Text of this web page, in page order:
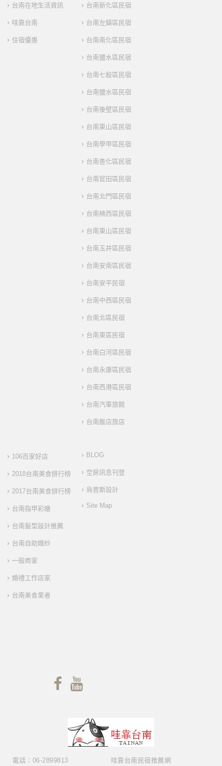
台南在地生活資訊
哇靠台南
住宿優惠
台南新化區民宿
台南左鎮區民宿
台南南化區民宿
台南鹽水區民宿
台南七股區民宿
台南鹽水區民宿
台南後壁區民宿
台南東山區民宿
台南學甲區民宿
台南善化區民宿
台南官田區民宿
台南北門區民宿
台南楠西區民宿
台南東山區民宿
台南玉井區民宿
台南安南區民宿
台南安平民宿
台南中西區民宿
台南北區民宿
台南東區民宿
台南白河區民宿
台南永康區民宿
台南西港區民宿
台南汽車旅館
台南飯店旅店
106百家好店
2018台南美食排行榜
2017台南美食排行榜
台南指甲彩繪
台南髮型設計推薦
台南自助婚紗
一般商家
婚禮工作店家
台南美食業者
BLOG
空房訊息刊登
烏普斯設計
Site Map
哇靠台南民宿推薦網
電話：06-2899813